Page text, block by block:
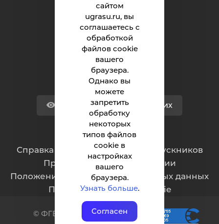
сайтом
ugrasu.ru, вы
соглашаетесь с
обработкой
файлов cookie
вашего
браузера.
Однако вы
можете
запретить
обработку
некоторых
типов файлов
cookie в
настройках
вашего
браузера.
Узнать больше.
Согласен
Университет
Поступающему
Студенту
Сотруднику
Версия для слабовидящих
Обращения граждан
Cправка для отчисленных и выпускников
Противодействие коррупции
Положение о защите персональных данных
Политика обработки cookie
© ФГБОУ ВО ЮГУ 2001–2025